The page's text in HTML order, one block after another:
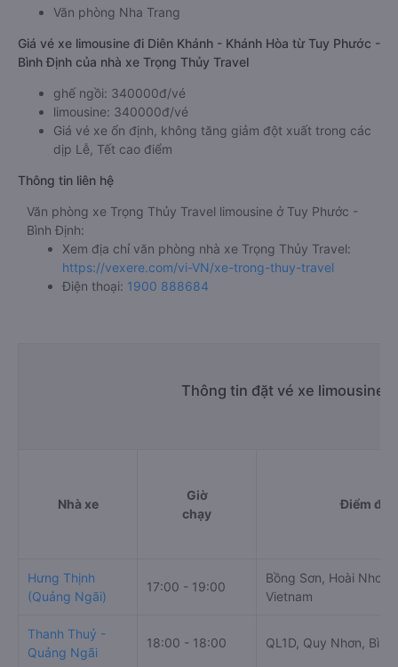
Văn phòng Nha Trang
Giá vé xe limousine đi Diên Khánh - Khánh Hòa từ Tuy Phước -
Bình Định của nhà xe Trọng Thủy Travel
ghế ngồi: 340000đ/vé
limousine: 340000đ/vé
Giá vé xe ổn định, không tăng giảm đột xuất trong các
dịp Lễ, Tết cao điểm
Thông tin liên hệ
Văn phòng xe Trọng Thủy Travel limousine ở Tuy Phước -
Bình Định:
Xem địa chỉ văn phòng nhà xe Trọng Thủy Travel:
https://vexere.com/vi-VN/xe-trong-thuy-travel
Điện thoại: 1900 888684
Thông tin đặt vé xe limousine
Nhà xe
Giờ
chạy
Điểm đi
Hưng Thịnh
(Quảng Ngãi)
17:00 - 19:00
Bồng Sơn, Hoài Nhơn,
Vietnam
Thanh Thuỷ -
Quảng Ngãi
18:00 - 18:00 QL1D, Quy Nhơn,